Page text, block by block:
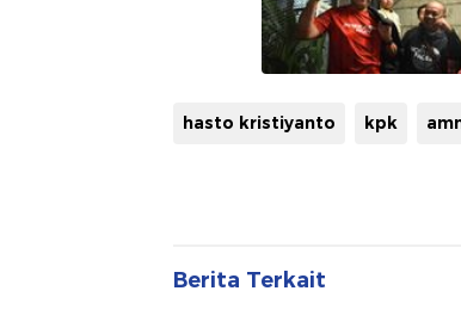
hasto kristiyanto kpk
Berita Terkait